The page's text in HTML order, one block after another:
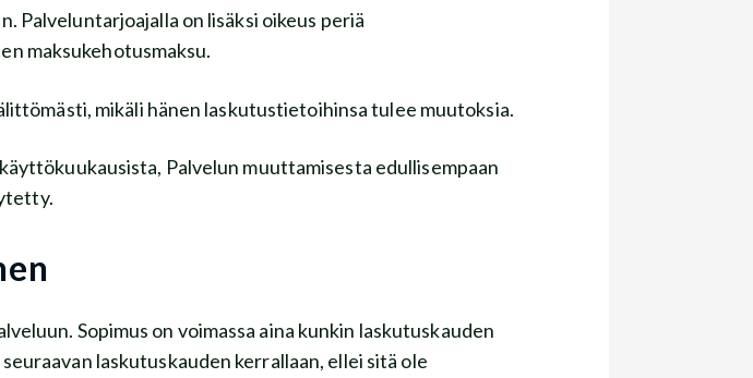
Palveluntarjoajalla on lisäksi oikeus periä
maksukehotusmaksu.
mikäli hänen laskutustietoihinsa tulee muutoksia.
Palvelun muuttamisesta edullisempaan
Sopimus on voimassa aina kunkin laskutuskauden
laskutuskauden kerrallaan, ellei sitä ole